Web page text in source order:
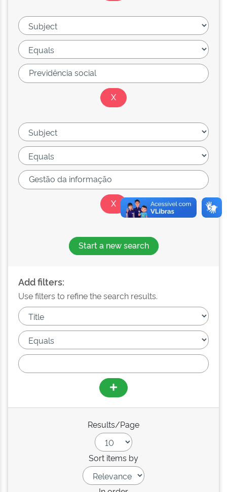
Start a new search
Add filters:
Use filters to refine the search results.
Results/Page
Sort items by